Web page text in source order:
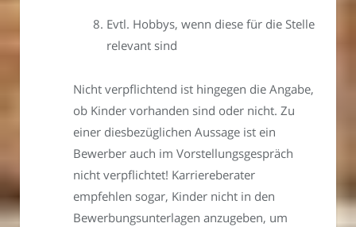
Evtl. Hobbys, wenn diese für die Stelle
relevant sind
Nicht verpflichtend ist hingegen die Angabe,
ob Kinder vorhanden sind oder nicht. Zu
einer diesbezüglichen Aussage ist ein
Bewerber auch im Vorstellungsgespräch
nicht verpflichtet! Karriereberater
empfehlen sogar, Kinder nicht in den
Bewerbungsunterlagen anzugeben, um